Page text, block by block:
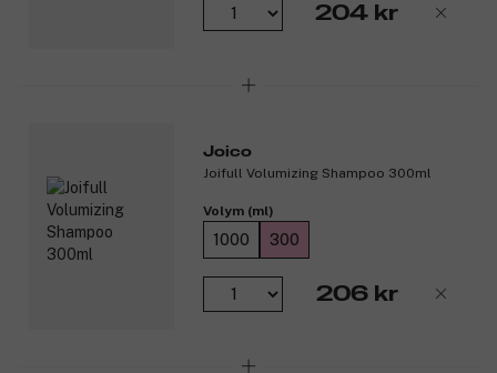
204 kr
Joico
Joifull Volumizing Shampoo 300ml
Volym (ml)
1000 300
206 kr